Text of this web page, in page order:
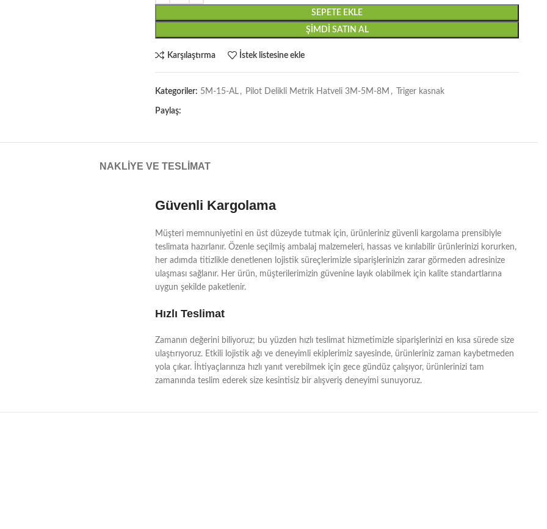
SEPETE EKLE
ŞIMDI SATIN AL
Karşılaştırma İstek listesine ekle
Kategoriler: 5M-15-AL , Pilot Delikli Metrik Hatveli 3M-5M-8M , Triger kasnak
Paylaş:
NAKLIYE VE TESLIMAT
Güvenli Kargolama
Müşteri memnuniyetini en üst düzeyde tutmak için, ürünleriniz güvenli kargolama prensibiyle
teslimata hazırlanır. Özenle seçilmiş ambalaj malzemeleri, hassas ve kırılabilir ürünlerinizi korurken,
her adımda titizlikle denetlenen lojistik süreçlerimizle siparişlerinizin zarar görmeden adresinize
ulaşması sağlanır. Her ürün, müşterilerimizin güvenine layık olabilmek için kalite standartlarına
uygun şekilde paketlenir.
Hızlı Teslimat
Zamanın değerini biliyoruz; bu yüzden hızlı teslimat hizmetimizle siparişlerinizi en kısa sürede size
ulaştırıyoruz. Etkili lojistik ağı ve deneyimli ekiplerimiz sayesinde, ürünleriniz zaman kaybetmeden
yola çıkar. İhtiyaçlarınıza hızlı yanıt verebilmek için gece gündüz çalışıyor, ürünlerinizi tam
zamanında teslim ederek size kesintisiz bir alışveriş deneyimi sunuyoruz.